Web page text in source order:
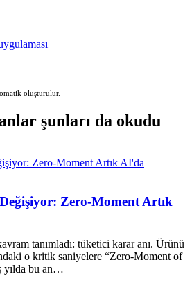
oluşturulur.
şunları da okudu
Zero-Moment Artık
tanımladı: tüketici karar anı. Ürünü
o kritik saniyelere “Zero-Moment of
yılda bu an…